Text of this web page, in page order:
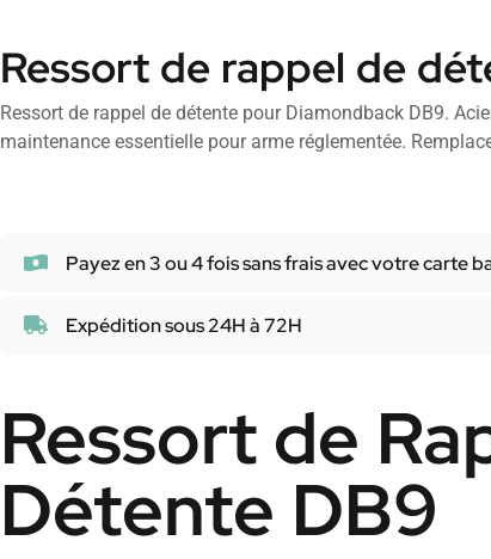
Ressort de rappel de
Ressort de rappel de détente pour Diamondback DB9.
maintenance essentielle pour arme réglementée.
Payez en 3 ou 4 fois sans frais avec votre carte
Expédition sous 24H à 72H
Ressort de
Détente DB9